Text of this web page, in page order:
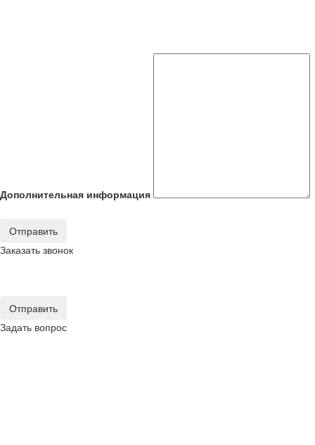
Дополнительная информация
Отправить
Заказать звонок
Отправить
Задать вопрос